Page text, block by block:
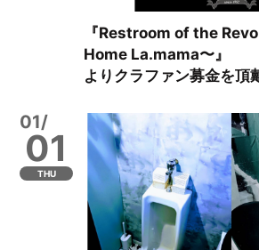
『Restroom of the
Home La.mama〜』
よりクラファン募金を頂
01/
01
THU